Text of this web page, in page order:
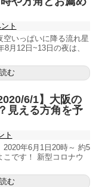
ト
空いっぱいに降る流れ星
月12日~13日の夜は、
む
6/1】大阪の
見える方角を予
ト
年6月1日20時～ 約5
です！ 新型コロナウ
む